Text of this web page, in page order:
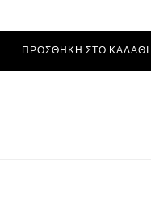
ΠΡΟΣΘΉΚΗ ΣΤΟ ΚΑΛΆΘΙ